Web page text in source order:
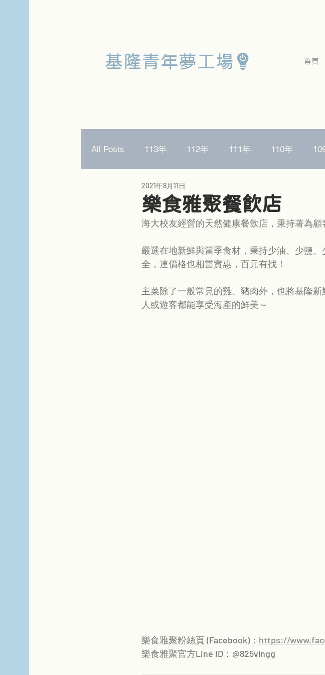
基隆青年夢工場 首頁
All Posts 113年 112年 111年 110年
樂食雅聚餐飲店
2021年8月11日
海大校友經營的天然健康餐飲店，秉持著為
嚴選在地新鮮與當季食材，秉持少油、少鹽
全，連價格也相當實惠，百元有找！
主菜除了一般常見的雞、豬肉外，也將基隆
人或遊客都能享受海產的鮮美～
樂食雅聚粉絲頁 (Facebook)： https://
樂食雅聚官方Line ID：@825vlngg